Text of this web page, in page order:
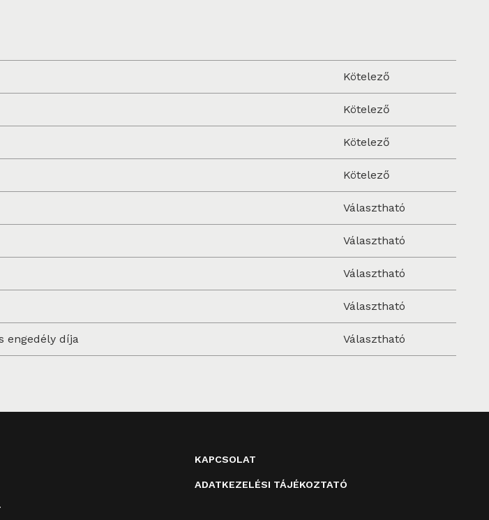
Kötelező
Kötelező
Kötelező
Kötelező
Választható
Választható
Választható
Választható
engedély díja Választható
KAPCSOLAT
ADATKEZELÉSI TÁJÉKOZTATÓ